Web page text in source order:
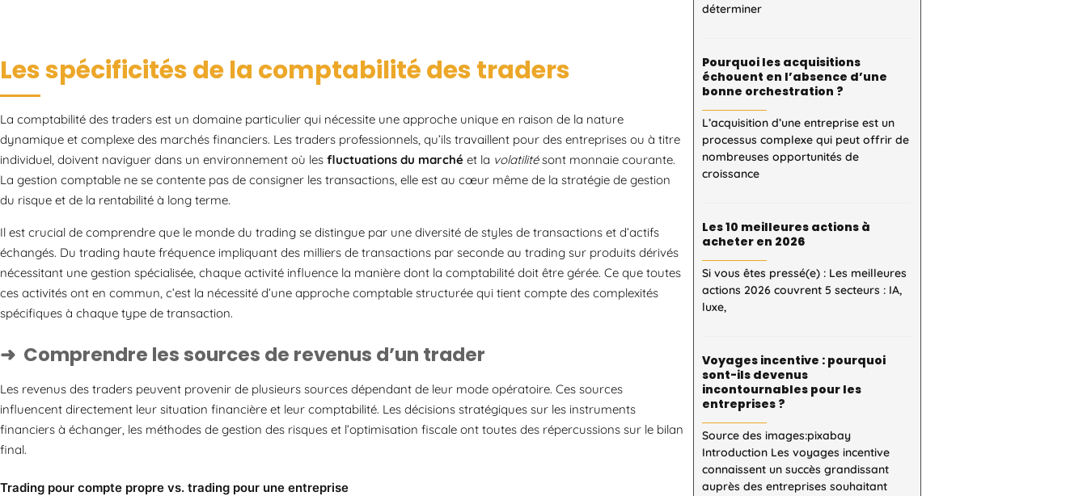
Les spécificités de la comptabilité des traders
La comptabilité des traders est un domaine particulier qui nécessite une approche unique en raison de la nature
dynamique et complexe des marchés financiers. Les traders professionnels, qu’ils travaillent pour des entreprises ou à titre
individuel, doivent naviguer dans un environnement où les fluctuations du marché et la volatilitésont monnaie courante.
La gestion comptable ne se contente pas de consigner les transactions, elle est au cœur même de la stratégie de gestion
du risque et de la rentabilité à long terme.
Il est crucial de comprendre que le monde du trading se distingue par une diversité de styles de transactions et d’actifs
échangés. Du trading haute fréquence impliquant des milliers de transactions par seconde au trading sur produits dérivés
nécessitant une gestion spécialisée, chaque activité influence la manière dont la comptabilité doit être gérée. Ce que toutes
ces activités ont en commun, c’est la nécessité d’une approche comptable structurée qui tient compte des complexités
spécifiques à chaque type de transaction.
Comprendre les sources de revenus d’un trader
Les revenus des traders peuvent provenir de plusieurs sources dépendant de leur mode opératoire. Ces sources
influencent directement leur situation financière et leur comptabilité. Les décisions stratégiques sur les instruments
financiers à échanger, les méthodes de gestion des risques et l’optimisation fiscale ont toutes des répercussions sur le bilan
final.
Trading pour compte propre vs. trading pour une entreprise
déterminer
Pourquoi les acquisitions
échouent en l’absence d’une
bonne orchestration ?
L’acquisition d’une entreprise est un
processus complexe qui peut offrir de
nombreuses opportunités de
croissance
Les 10 meilleures actions à
acheter en 2026
Si vous êtes pressé(e) : Les meilleures
actions 2026 couvrent 5 secteurs : IA,
luxe,
Voyages incentive : pourquoi
sont-ils devenus
incontournables pour les
entreprises ?
Source des images:pixabay
Introduction Les voyages incentive
connaissent un succès grandissant
auprès des entreprises souhaitant